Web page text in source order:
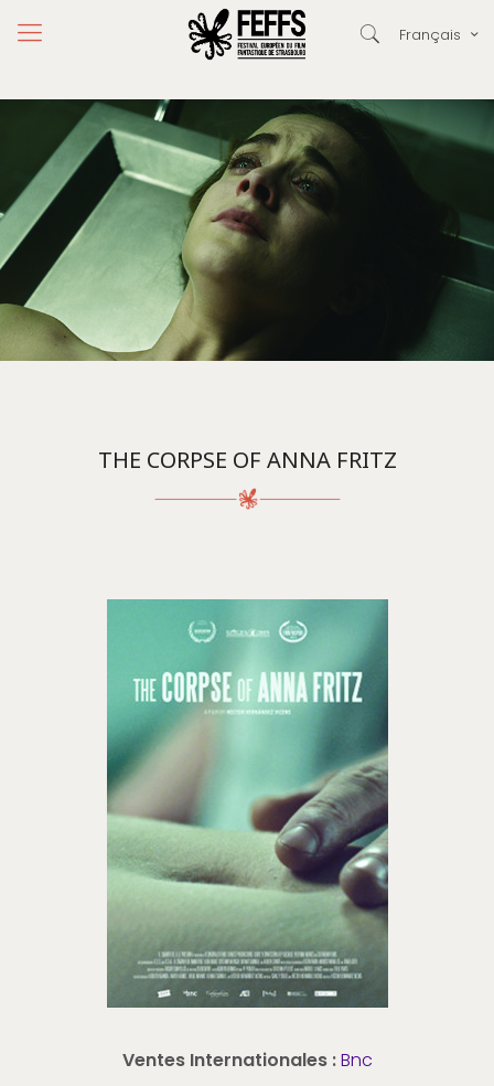
Français
THE CORPSE OF ANNA FRITZ
Ventes Internationales :Bnc